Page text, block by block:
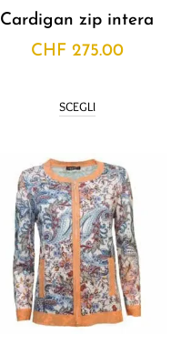
Cardigan zip intera
CHF 275.00
SCEGLI